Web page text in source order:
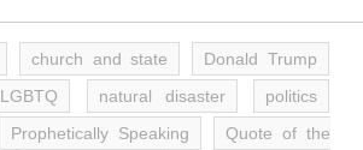
church and state
Donald Trump
LGBTQ natural disaster
politics
Prophetically Speaking
Quote of the